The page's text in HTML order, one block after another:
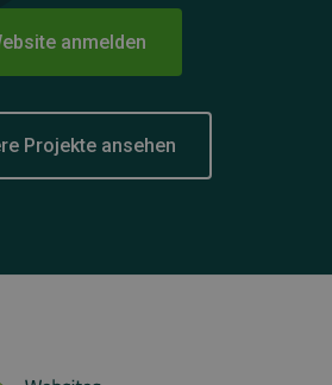
anmelden
Projekte ansehen